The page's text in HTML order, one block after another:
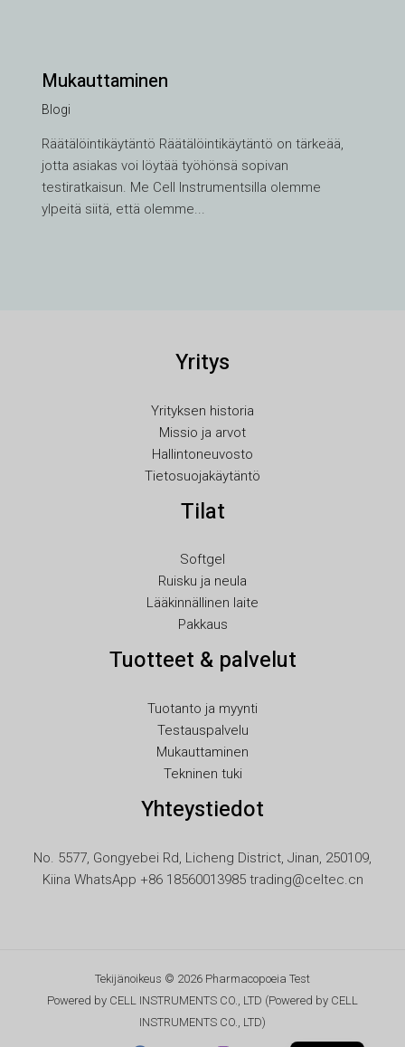
Mukauttaminen
Blogi
Räätälöintikäytäntö Räätälöintikäytäntö on tärkeää,
jotta asiakas voi löytää työhönsä sopivan
testiratkaisun. Me Cell Instrumentsilla olemme
ylpeitä siitä, että olemme...
Yritys
Yrityksen historia
Missio ja arvot
Hallintoneuvosto
Tietosuojakäytäntö
Tilat
Softgel
Ruisku ja neula
Lääkinnällinen laite
Pakkaus
Tuotteet & palvelut
Tuotanto ja myynti
Testauspalvelu
Mukauttaminen
Tekninen tuki
Yhteystiedot
No. 5577, Gongyebei Rd, Licheng District, Jinan, 250109,
Kiina WhatsApp +86 18560013985 trading@celtec.cn
Tekijänoikeus © 2026 Pharmacopoeia Test
Powered by CELL INSTRUMENTS CO., LTD (Powered by CELL
INSTRUMENTS CO., LTD)
AR
DE
EL
VI